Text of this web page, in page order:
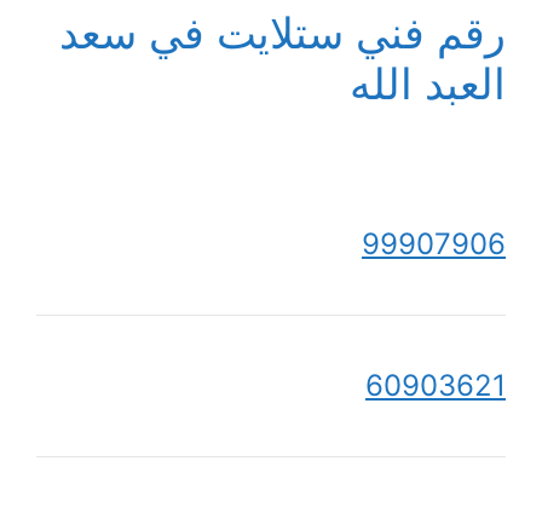
رقم فني ستلايت في سعد
العبد الله
99907906
60903621